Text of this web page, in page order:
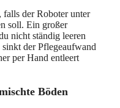
falls der Roboter unter
soll. Ein großer
nicht ständig leeren
der Pflegeaufwand
per Hand entleert
Böden